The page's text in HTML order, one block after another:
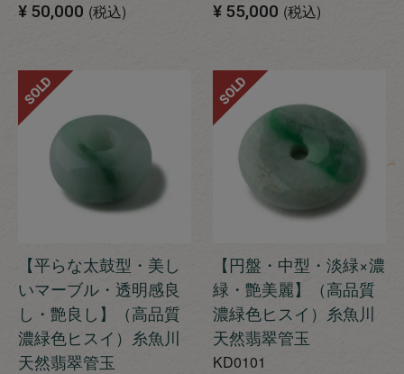
¥ 50,000 税込 ¥ 55,000 税込
【平らな太鼓型・美し
いマーブル・透明感良
し・艶良し】（高品質
濃緑色ヒスイ）糸魚川
天然翡翠管玉
SOLD
【円盤・中型・淡緑×濃
緑・艶美麗】（高品質
濃緑色ヒスイ）糸魚川
天然翡翠管玉
KD0101
SOLD